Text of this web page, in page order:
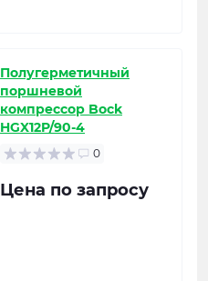
Полугерметичный
поршневой
компрессор Bock
HGX12P/90-4
0
Цена по запросу